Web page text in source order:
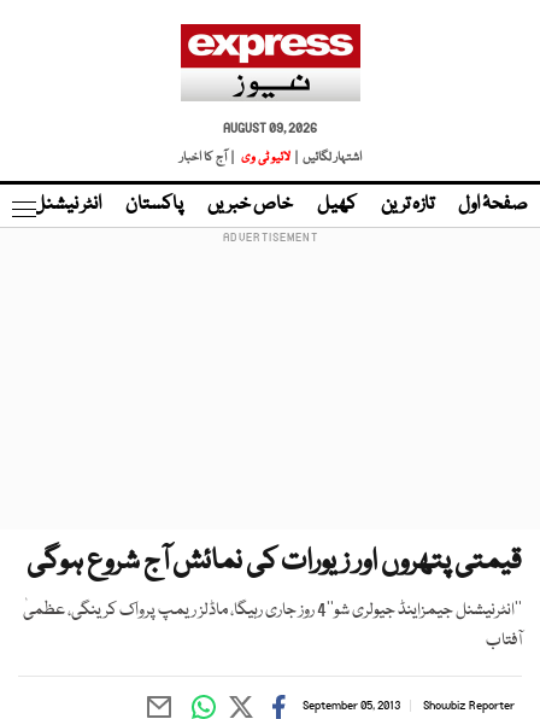
AUGUST 09, 2026
اشتہار لگائیں |
لائیو ٹی وی | آج کا اخبار
صفحۂ اول تازہ ترین کھیل خاص خبریں پاکستان انٹر نیشنل
قیمتی پتھروں اور زیورات کی نمائش آج شروع ہوگی
’’انٹرنیشنل جیمزاینڈ جیولری شو‘‘4 روز جاری رہیگا، ماڈلز ریمپ پرواک کرینگی، عظمیٰ
آفتاب
Showbiz Reporter
September 05, 2013